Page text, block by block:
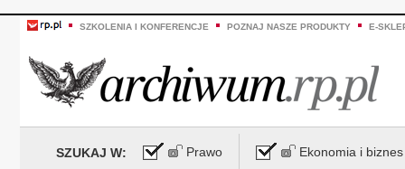
SZKOLENIA I KONFERENCJE POZNAJ NASZE PRODUKTY E-
SZUKAJ W: Prawo Ekonomia i biznes